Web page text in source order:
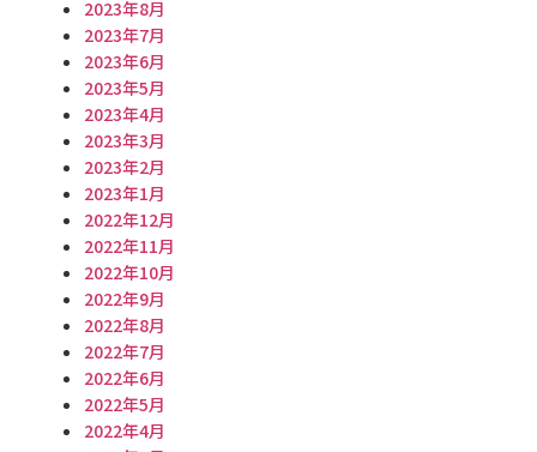
2023年8月
2023年7月
2023年6月
2023年5月
2023年4月
2023年3月
2023年2月
2023年1月
2022年12月
2022年11月
2022年10月
2022年9月
2022年8月
2022年7月
2022年6月
2022年5月
2022年4月